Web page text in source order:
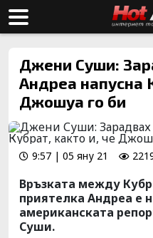
Джени Суши:
Андреа напусна
Джошуа го би
9:57 | 05 яну 21
Връзката между
приятелка Андреа е
американската
Суши.